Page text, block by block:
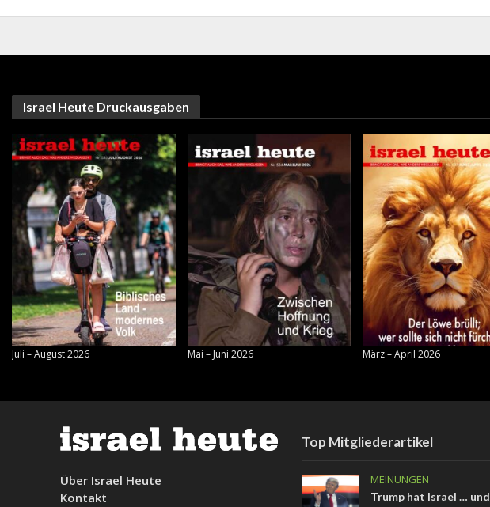
Israel Heute Druckausgaben
Juli – August 2026 Mai – Juni 2026 März – April 2026
Über Israel Heute
Kontakt
Top Mitgliederartikel
MEINUNGEN
Trump hat Israel …